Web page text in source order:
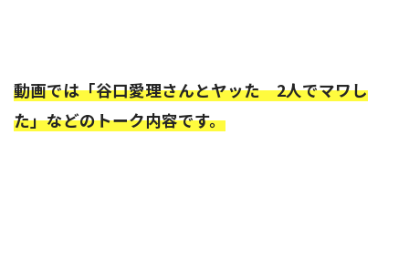
動画では「谷口愛理さんとヤッた 2人でマワし
た」などのトーク内容です。